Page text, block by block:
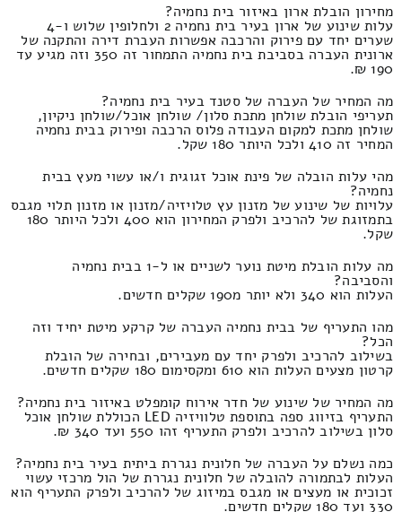
מחירון הובלת ארון באיזור בית נחמיה?
עלות שינוע של ארון בעיר בית נחמיה 2 ולחלופין שלוש ו-4
שערים יחד עם פירוק והרכבה אפשרות העברת דירה והתקנה של
ארונית העברה בסביבת בית נחמיה התמחור זה 350 וזה מגיע עד
190 ₪.
מה המחיר של העברה של סטנד בעיר בית נחמיה?
תעריפי הובלת שולחן מתכת סלון/ שולחן אוכל/שולחן ניקיון,
שולחן מתכת למקום העבודה פלוס הרכבה ופירוק בבית נחמיה
המחיר זה 410 ולכל היותר 180 שקל.
מהי עלות הובלה של פינת אוכל זגוגית ו/או עשוי מעץ בבית
נחמיה?
עלויות של שינוע של מזנון עץ טלויזיה/מזנון או מזנון תלוי מגבס
בתמזוגת של להרכיב ולפרק המחירון הוא 400 ולכל היותר 180
שקל.
מה עלות הובלת מיטת נוער לשניים או ל-1 בבית נחמיה
והסביבה?
העלות הוא 340 ולא יותר מ190 שקלים חדשים.
מהו התעריף של בבית נחמיה העברה של קרקע מיטת יחיד וזה
הכל?
בשילוב להרכיב ולפרק יחד עם מעבירים, ובחירה של הובלת
קרטון מצעים העלות הוא 610 ומקסימום 180 שקלים חדשים.
מה המחיר של שינוע של חדר אירוח קומפלט באיזור בית נחמיה?
התעריף בזיווג ספה בתוספת טלוויזיה LED הכוללת שולחן אוכל
סלון בשילוב להרכיב ולפרק התעריף זהו 550 ועד 340 ₪.
כמה נשלם על העברה של חלונית נגררת ביתית בעיר בית נחמיה?
העלות לבתמורה להובלה של חלונית נגררת של הול מרכזי עשוי
זכוכית או מעצים או מגבס במיזוג של להרכיב ולפרק התעריף הוא
330 ועד 180 שקלים חדשים.